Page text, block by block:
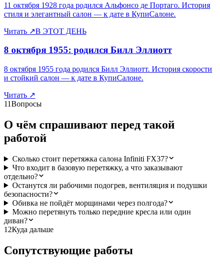
11 октября 1928 года родился Альфонсо де Портаго. История
стиля и элегантный салон — к дате в КупиСалоне.
Читать ↗В ЭТОТ ДЕНЬ
8 октября 1955: родился Билл Эллиотт
8 октября 1955 года родился Билл Эллиотт. История скорости
и стойкий салон — к дате в КупиСалоне.
Читать ↗
11Вопросы
О чём спрашивают перед такой
работой
Сколько стоит перетяжка салона Infiniti FX37?
Что входит в базовую перетяжку, а что заказывают
отдельно?
Останутся ли рабочими подогрев, вентиляция и подушки
безопасности?
Обивка не пойдёт морщинами через полгода?
Можно перетянуть только передние кресла или один
диван?
12Куда дальше
Сопутствующие работы